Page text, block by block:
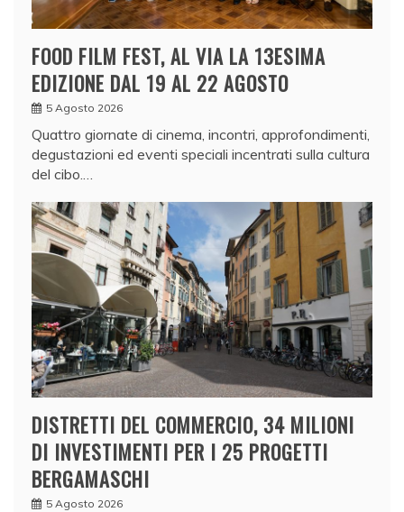
FOOD FILM FEST, AL VIA LA 13ESIMA
EDIZIONE DAL 19 AL 22 AGOSTO
5 Agosto 2026
Quattro giornate di cinema, incontri, approfondimenti,
degustazioni ed eventi speciali incentrati sulla cultura
del cibo.…
DISTRETTI DEL COMMERCIO, 34 MILIONI
DI INVESTIMENTI PER I 25 PROGETTI
BERGAMASCHI
5 Agosto 2026